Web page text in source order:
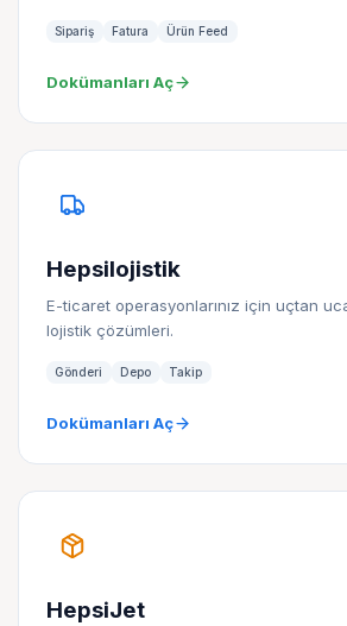
Sipariş Fatura Ürün Feed
Dokümanları Aç
Hepsilojistik
E-ticaret operasyonlarınız için uçtan
lojistik çözümleri.
Gönderi Depo Takip
Dokümanları Aç
HepsiJet